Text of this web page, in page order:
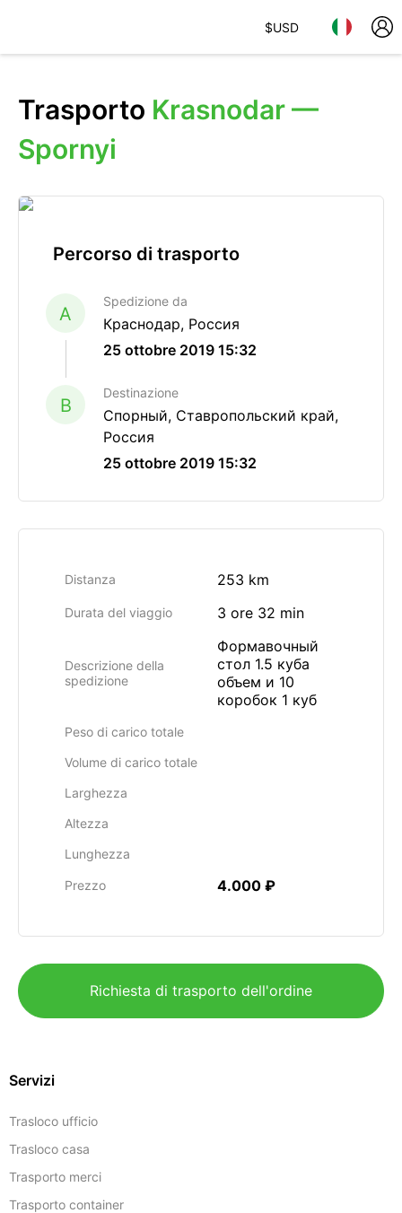
$USD
Trasporto Krasnodar —
Spornyi
Percorso di trasporto
A
Spedizione da
Краснодар, Россия
25 ottobre 2019 15:32
B
Destinazione
Спорный, Ставропольский край,
Россия
25 ottobre 2019 15:32
Distanza 253 km
Durata del viaggio 3 ore 32 min
Descrizione della
spedizione
Формавочный
стол 1.5 куба
объем и 10
коробок 1 куб
Peso di carico totale
Volume di carico totale
Larghezza
Altezza
Lunghezza
Prezzo 4.000 ₽
Richiesta di trasporto dell'ordine
Servizi
Trasloco ufficio
Trasloco casa
Trasporto merci
Trasporto container